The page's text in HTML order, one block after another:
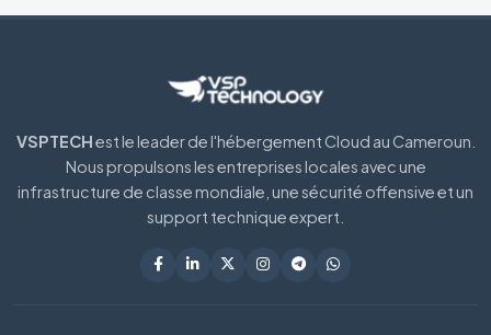
VSPTECHest le leader de l'hébergement Cloud au Cameroun.
Nous propulsons les entreprises locales avec une
infrastructure de classe mondiale, une sécurité offensive et un
support technique expert.